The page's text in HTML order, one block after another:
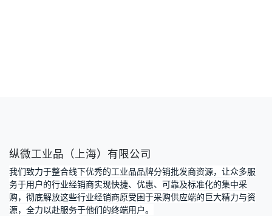
纵微工业品（上海）有限公司
我们致力于整合线下优秀的工业品品牌分销批发商资源，让众多服
务于用户的行业经销商实现快捷、优惠、可靠及标准化的集中采
购，彻底解放这些行业经销商原受困于采购供应端的巨大精力与资
源，全力以赴服务于他们的终端用户。